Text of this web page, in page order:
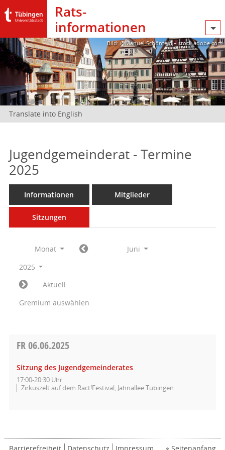
Rats­
informationen
Bild: @Manuel Schönfeld – stock.adobe.com
Translate into English
Jugendgemeinderat - Termine
2025
Informationen Mitglieder
Sitzungen
Monat
Juni
2025
Aktuell
Gremium auswählen
FR06.06.2025
Sitzung des Jugendgemeinderates
17:00-20:30 Uhr
Zirkuszelt auf dem Ract!Festival, Jahnallee Tübingen